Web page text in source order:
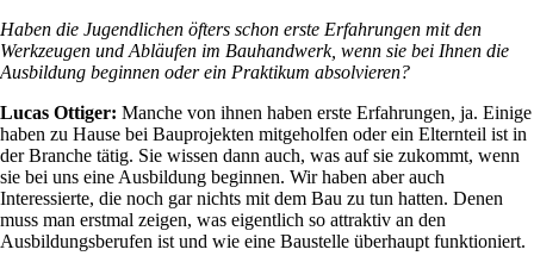
Haben die Jugendlichen öfters schon erste Erfahrungen mit den
Werkzeugen und Abläufen im Bauhandwerk, wenn sie bei Ihnen die
Ausbildung beginnen oder ein Praktikum absolvieren?
Lucas Ottiger: Manche von ihnen haben erste Erfahrungen, ja. Einige
haben zu Hause bei Bauprojekten mitgeholfen oder ein Elternteil ist in
der Branche tätig. Sie wissen dann auch, was auf sie zukommt, wenn
sie bei uns eine Ausbildung beginnen. Wir haben aber auch
Interessierte, die noch gar nichts mit dem Bau zu tun hatten. Denen
muss man erstmal zeigen, was eigentlich so attraktiv an den
Ausbildungsberufen ist und wie eine Baustelle überhaupt funktioniert.